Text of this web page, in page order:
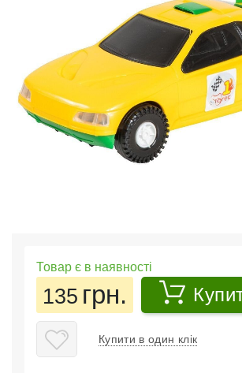
Товар є в наявності
135 грн.
Купити в один клік